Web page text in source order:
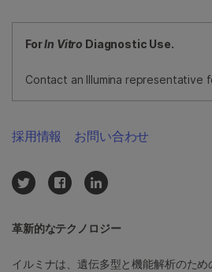
ForIn Vitro Diagnostic Use.
Contact an Illumina representative
革新的なテクノロジー
イルミナは、遺伝多型と機能解析のた
採用情報 お問い合わせ